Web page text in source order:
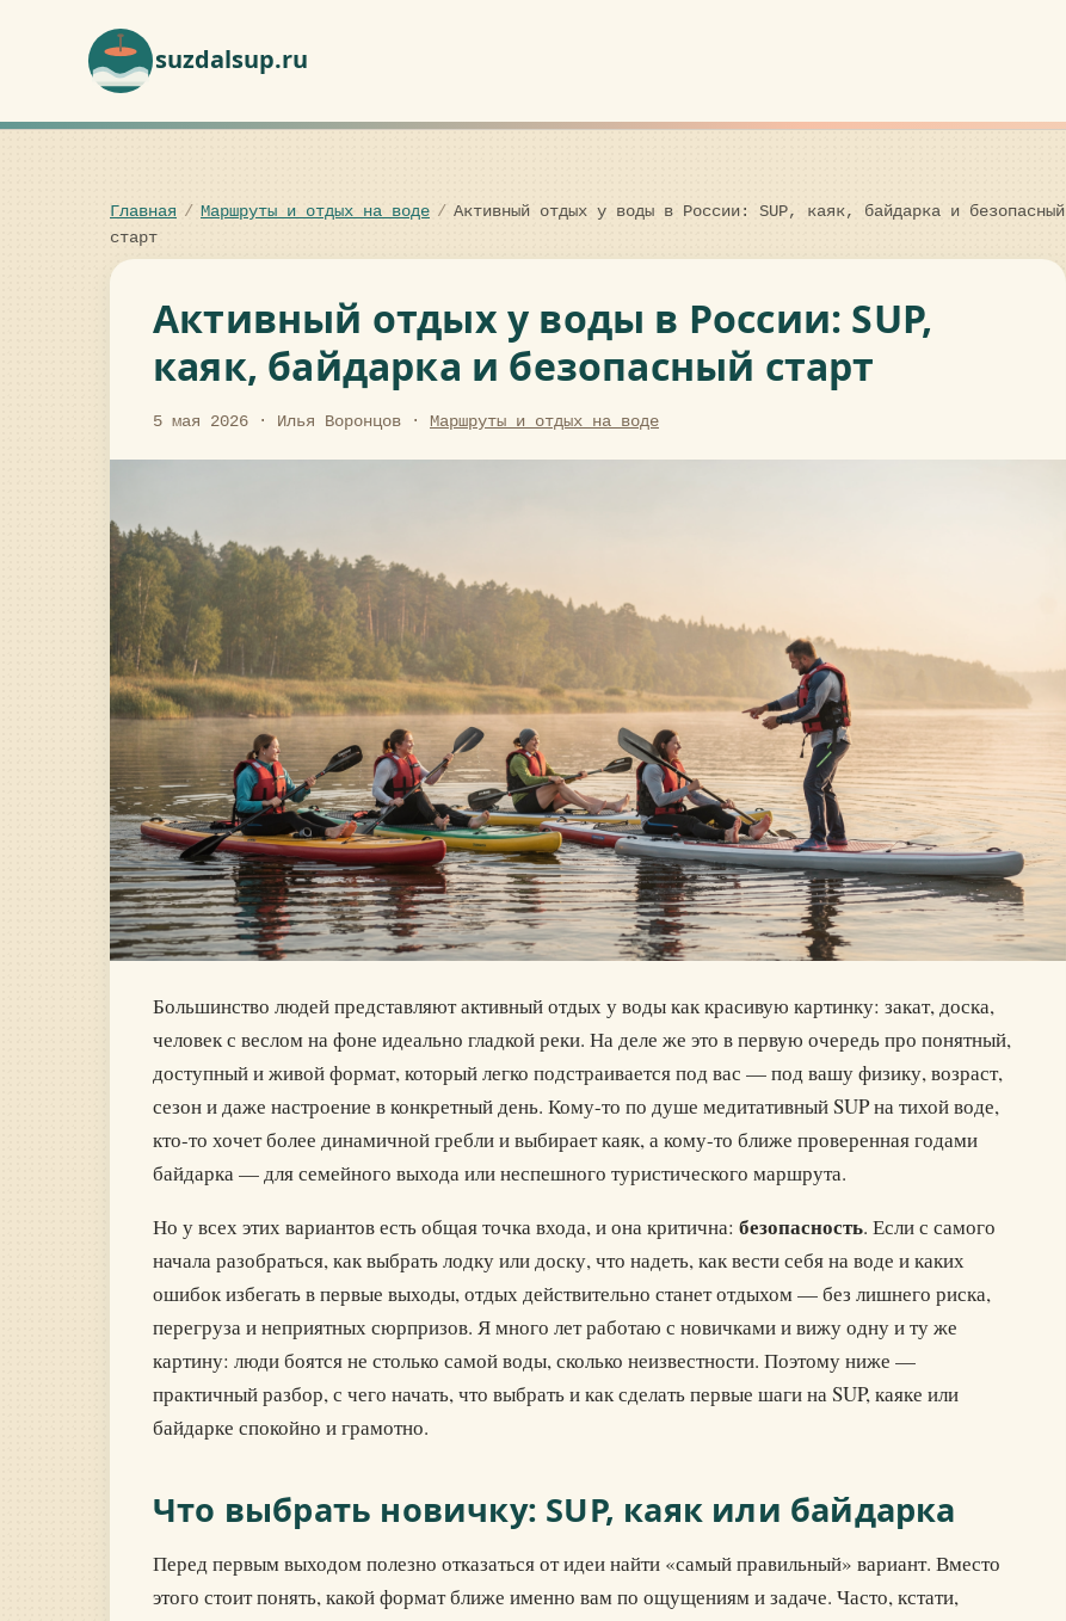
suzdalsup.ru
Главная / Маршруты и отдых на воде / Активный отдых у воды в России: SUP, каяк, байдарка и безопасный
старт
Активный отдых у воды в России: SUP,
каяк, байдарка и безопасный старт
5 мая 2026 · Илья Воронцов · Маршруты и отдых на воде
Большинство людей представляют активный отдых у воды как красивую картинку: закат, доска,
человек с веслом на фоне идеально гладкой реки. На деле же это в первую очередь про понятный,
доступный и живой формат, который легко подстраивается под вас — под вашу физику, возраст,
сезон и даже настроение в конкретный день. Кому-то по душе медитативный SUP на тихой воде,
кто-то хочет более динамичной гребли и выбирает каяк, а кому-то ближе проверенная годами
байдарка — для семейного выхода или неспешного туристического маршрута.
Но у всех этих вариантов есть общая точка входа, и она критична: безопасность. Если с самого
начала разобраться, как выбрать лодку или доску, что надеть, как вести себя на воде и каких
ошибок избегать в первые выходы, отдых действительно станет отдыхом — без лишнего риска,
перегруза и неприятных сюрпризов. Я много лет работаю с новичками и вижу одну и ту же
картину: люди боятся не столько самой воды, сколько неизвестности. Поэтому ниже —
практичный разбор, с чего начать, что выбрать и как сделать первые шаги на SUP, каяке или
байдарке спокойно и грамотно.
Что выбрать новичку: SUP, каяк или байдарка
Перед первым выходом полезно отказаться от идеи найти «самый правильный» вариант. Вместо
этого стоит понять, какой формат ближе именно вам по ощущениям и задаче. Часто, кстати,